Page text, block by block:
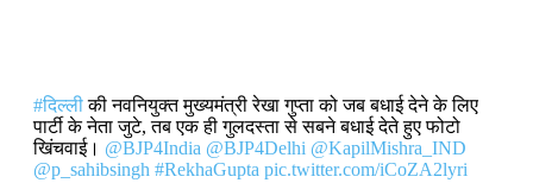
#दिल्लीकी नवनियुक्त मुख्यमंत्री रेखा गुप्ता को जब बधाई देने के लिए
पार्टी के नेता जुटे, तब एक ही गुलदस्ता से सबने बधाई देते हुए फोटो
खिंचवाई। @BJP4India @BJP4Delhi @KapilMishra_IND
@p_sahibsingh #RekhaGupta pic.twitter.com/iCoZA2lyri